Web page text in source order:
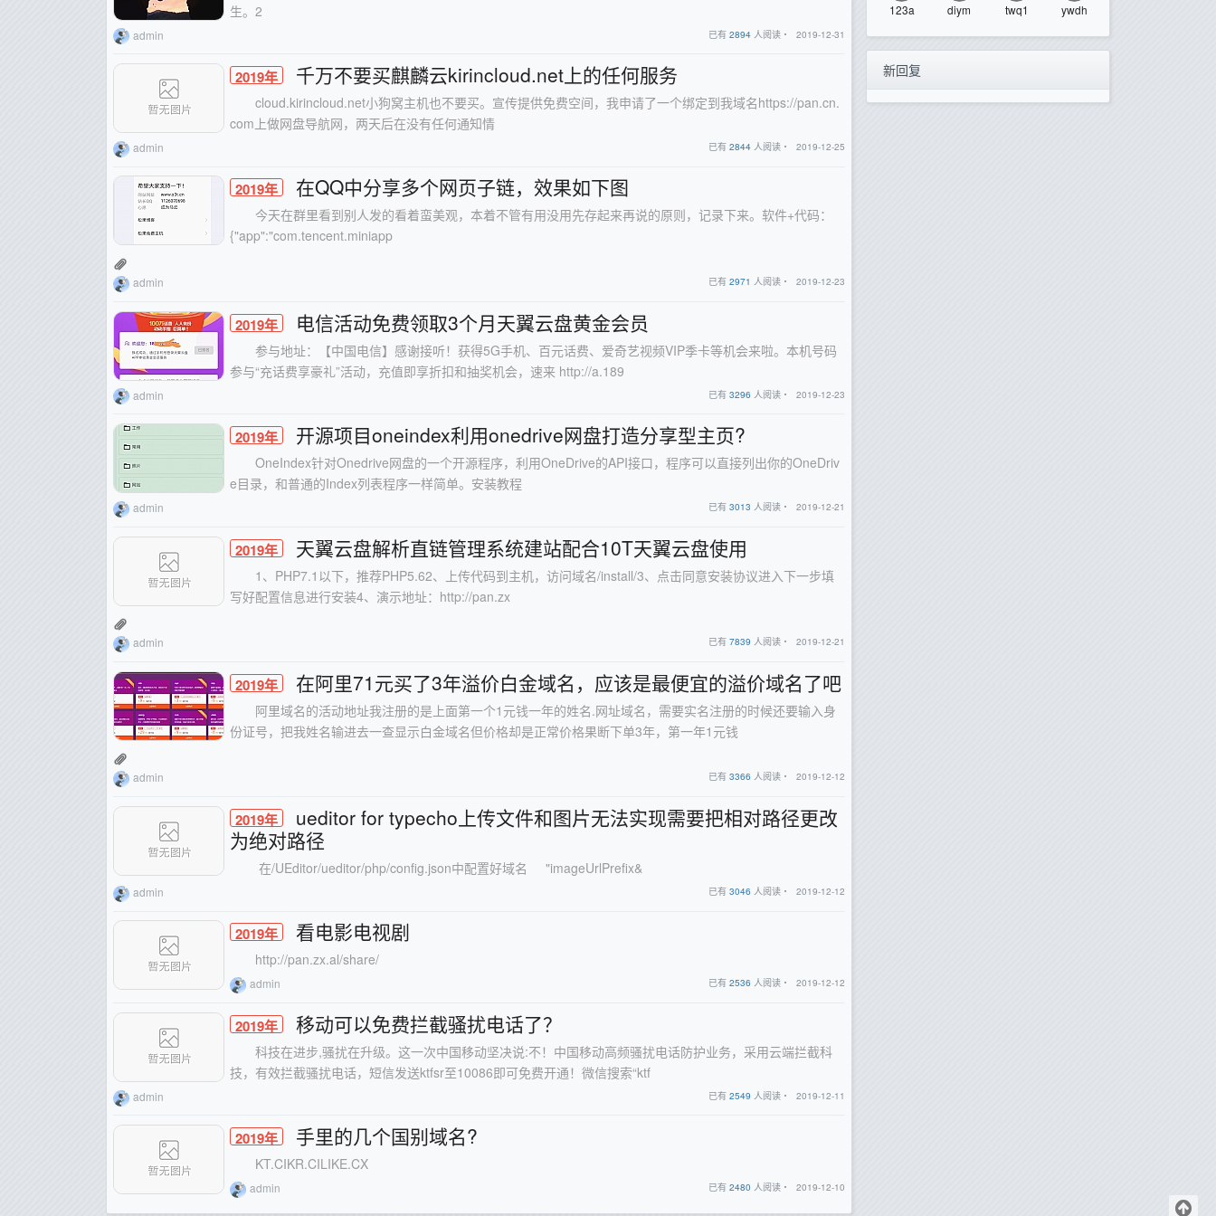
生。2
admin 已有 2894 人阅读・ 2019-12-31
2019年 千万不要买麒麟云kirincloud.net上的任何服务
cloud.kirincloud.net小狗窝主机也不要买。宣传提供免费空间，我申请了一个绑定到我域名https://pan.cn.
com上做网盘导航网，两天后在没有任何通知情
admin 已有 2844 人阅读・ 2019-12-25
2019年 在QQ中分享多个网页子链，效果如下图
今天在群里看到别人发的看着蛮美观，本着不管有用没用先存起来再说的原则，记录下来。软件+代码：
{"app":"com.tencent.miniapp
admin 已有 2971 人阅读・ 2019-12-23
2019年 电信活动免费领取3个月天翼云盘黄金会员
参与地址：【中国电信】感谢接听！获得5G手机、百元话费、爱奇艺视频VIP季卡等机会来啦。本机号码
参与“充话费享豪礼”活动，充值即享折扣和抽奖机会，速来 http://a.189
admin 已有 3296 人阅读・ 2019-12-23
2019年 开源项目oneindex利用onedrive网盘打造分享型主页?
OneIndex针对Onedrive网盘的一个开源程序，利用OneDrive的API接口，程序可以直接列出你的OneDriv
e目录，和普通的Index列表程序一样简单。安装教程
admin 已有 3013 人阅读・ 2019-12-21
2019年 天翼云盘解析直链管理系统建站配合10T天翼云盘使用
1、PHP7.1以下，推荐PHP5.62、上传代码到主机，访问域名/install/3、点击同意安装协议进入下一步填
写好配置信息进行安装4、演示地址：http://pan.zx
admin 已有 7839 人阅读・ 2019-12-21
2019年 在阿里71元买了3年溢价白金域名，应该是最便宜的溢价域名了吧
阿里域名的活动地址我注册的是上面第一个1元钱一年的姓名.网址域名，需要实名注册的时候还要输入身
份证号，把我姓名输进去一查显示白金域名但价格却是正常价格果断下单3年，第一年1元钱
admin 已有 3366 人阅读・ 2019-12-12
2019年
ueditor for typecho上传文件和图片无法实现需要把相对路径更改
为绝对路径
在/UEditor/ueditor/php/config.json中配置好域名 "imageUrlPrefix&
admin 已有 3046 人阅读・ 2019-12-12
2019年 看电影电视剧
http://pan.zx.al/share/
admin 已有 2536 人阅读・ 2019-12-12
2019年 移动可以免费拦截骚扰电话了？
科技在进步,骚扰在升级。这一次中国移动坚决说:不！中国移动高频骚扰电话防护业务，采用云端拦截科
技，有效拦截骚扰电话，短信发送ktfsr至10086即可免费开通！微信搜索“ktf
admin 已有 2549 人阅读・ 2019-12-11
2019年 手里的几个国别域名?
KT.CIKR.CILIKE.CX
admin 已有 2480 人阅读・ 2019-12-10
123a diym twq1 ywdh
新回复